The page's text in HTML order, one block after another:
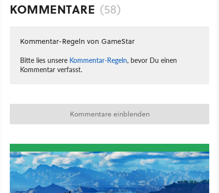
KOMMENTARE (58)
Kommentar-Regeln von GameStar
Bitte lies unsere Kommentar-Regeln, bevor Du einen
Kommentar verfasst.
Kommentare einblenden